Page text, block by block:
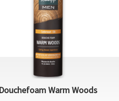
Douchefoam Warm Woods